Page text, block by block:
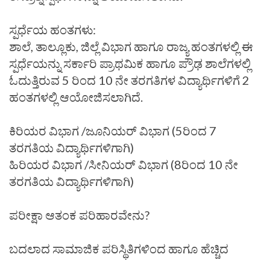
ಸ್ಪರ್ಧೆಯ ಹಂತಗಳು:
ಶಾಲೆ, ತಾಲ್ಲೂಕು, ಜಿಲ್ಲೆ ವಿಭಾಗ ಹಾಗೂ ರಾಜ್ಯ ಹಂತಗಳಲ್ಲಿ ಈ
ಸ್ಪರ್ಧೆಯನ್ನು ಸರ್ಕಾರಿ ಪ್ರಾಥಮಿಕ ಹಾಗೂ ಪ್ರೌಢ ಶಾಲೆಗಳಲ್ಲಿ
ಓದುತ್ತಿರುವ 5 ರಿಂದ 10 ನೇ ತರಗತಿಗಳ ವಿದ್ಯಾರ್ಥಿಗಳಿಗೆ 2
ಹಂತಗಳಲ್ಲಿ ಆಯೋಜಿಸಲಾಗಿದೆ.
ಕಿರಿಯರ ವಿಭಾಗ /ಜೂನಿಯರ್ ವಿಭಾಗ (5ರಿಂದ 7
ತರಗತಿಯ ವಿದ್ಯಾರ್ಥಿಗಳಿಗಾಗಿ)
ಹಿರಿಯರ ವಿಭಾಗ /ಸೀನಿಯರ್ ವಿಭಾಗ (8ರಿಂದ 10 ನೇ
ತರಗತಿಯ ವಿದ್ಯಾರ್ಥಿಗಳಿಗಾಗಿ)
ಪರೀಕ್ಷಾ ಆತಂಕ ಪರಿಹಾರವೇನು?
ಬದಲಾದ ಸಾಮಾಜಿಕ ಪರಿಸ್ಥಿತಿಗಳಿಂದ ಹಾಗೂ ಹೆಚ್ಚಿದ